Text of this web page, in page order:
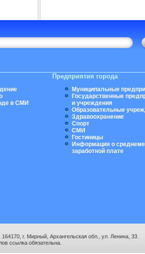
в СМИ
Предприятия города
Муниципальные
Государственные
и учреждения
Образовательные
Здравоохранение
Спорт
СМИ
Гостиницы
Информация о
заработной плате
г. Мирный, Архангельская обл., ул. Ленина, 33.
ссылка обязательна.